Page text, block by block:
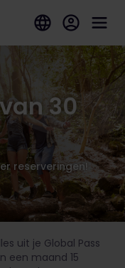
30
reserveringen!
uit je Global Pass
een maand 15